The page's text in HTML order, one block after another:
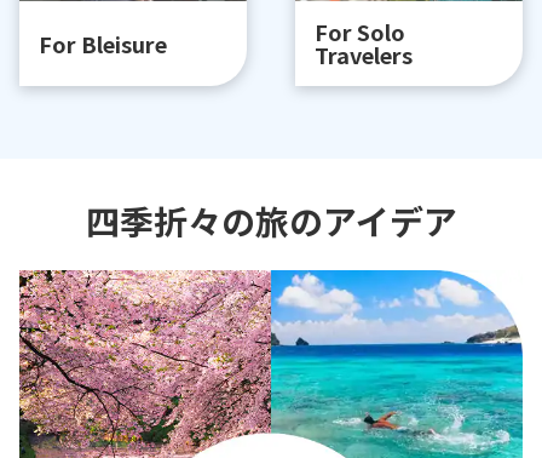
For Bleisure For Solo
Travelers
四季折々の旅のアイデア